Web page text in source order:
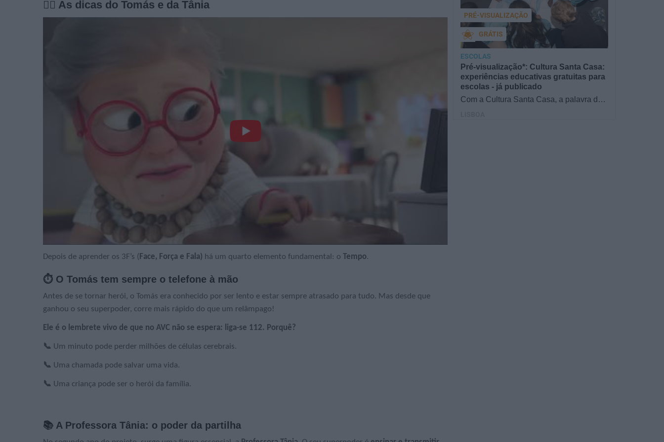
🦸‍♂️ As dicas do Tomás e da Tânia
Depois de aprender os 3F’s ( Face, Força e Fala) há um quarto elemento fundamental: o Tempo.
⏱️ O Tomás tem sempre o telefone à mão
Antes de se tornar herói, o Tomás era conhecido por ser lento e estar sempre atrasado para tudo. Mas desde que
ganhou o seu superpoder, corre mais rápido do que um relâmpago!
Ele é o lembrete vivo de que no AVC não se espera: liga-se 112. Porquê?
📞 Um minuto pode perder milhões de células cerebrais.
📞 Uma chamada pode salvar uma vida.
📞 Uma criança pode ser o herói da família.
📚 A Professora Tânia: o poder da partilha
Pré-visualização*: Cultura Santa Casa:
experiências educativas gratuitas para
escolas - já publicado
Com a Cultura Santa Casa, a palavra de
GRÁTIS
PRÉ-VISUALIZAÇÃO
ESCOLAS